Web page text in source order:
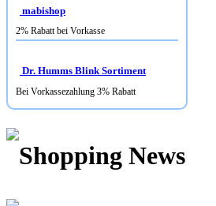
mabishop
2% Rabatt bei Vorkasse
Dr. Humms Blink Sortiment
Bei Vorkassezahlung 3% Rabatt
Shopping News